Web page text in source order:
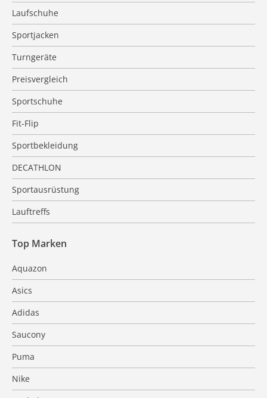
Laufschuhe
Sportjacken
Turngeräte
Preisvergleich
Sportschuhe
Fit-Flip
Sportbekleidung
DECATHLON
Sportausrüstung
Lauftreffs
Top Marken
Aquazon
Asics
Adidas
Saucony
Puma
Nike